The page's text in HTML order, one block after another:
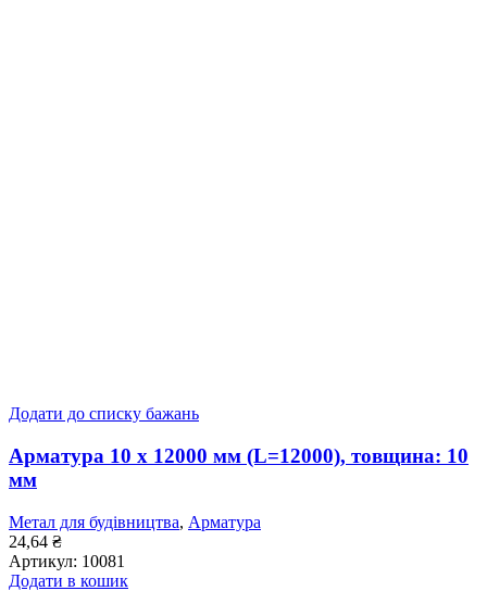
Додати до списку бажань
Арматура 10 x 12000 мм (L=12000), товщина: 10
мм
Метал для будівництва, Арматура
24,64 ₴
Артикул: 10081
Додати в кошик